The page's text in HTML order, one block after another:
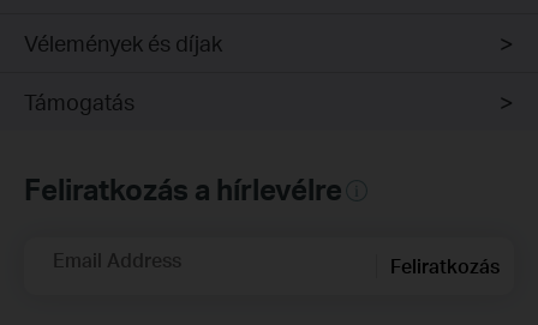
Vélemények és díjak
Támogatás
Feliratkozás a hírlevélre
Email Address Feliratkozás